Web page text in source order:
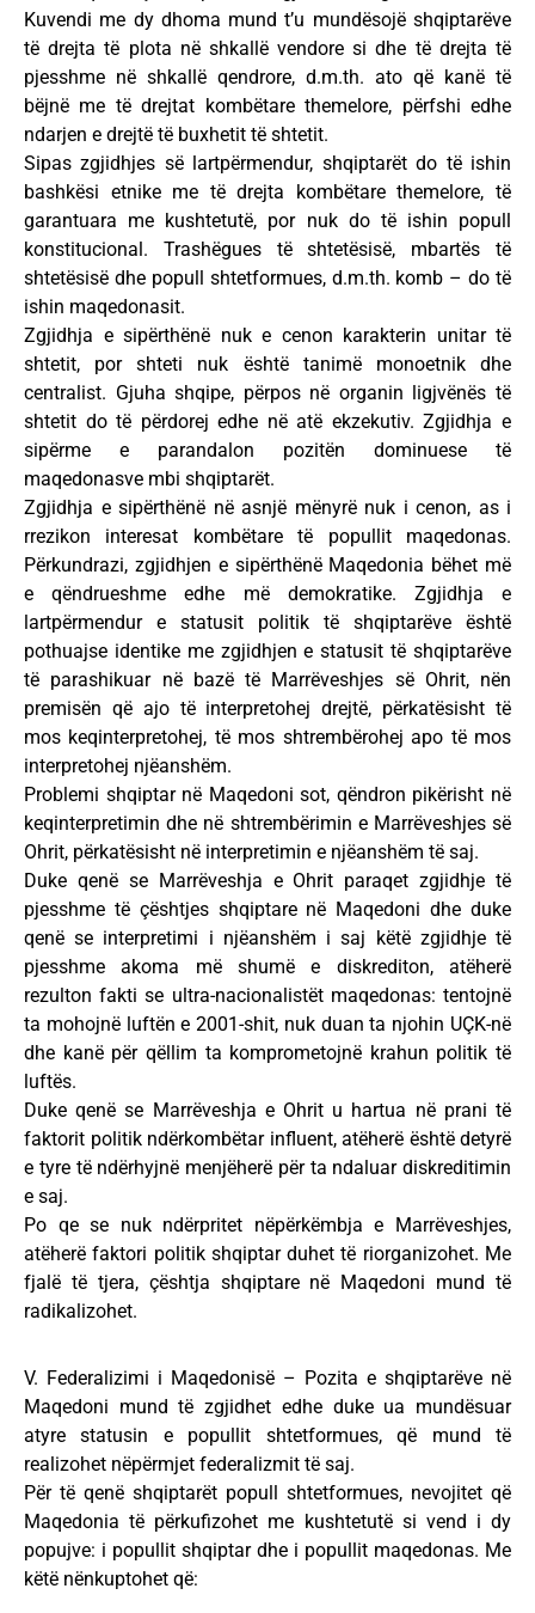
Kuvendi me dy dhoma mund t’u mundësojë shqiptarëve
të drejta të plota në shkallë vendore si dhe të drejta të
pjesshme në shkallë qendrore, d.m.th. ato që kanë të
bëjnë me të drejtat kombëtare themelore, përfshi edhe
ndarjen e drejtë të buxhetit të shtetit.
Sipas zgjidhjes së lartpërmendur, shqiptarët do të ishin
bashkësi etnike me të drejta kombëtare themelore, të
garantuara me kushtetutë, por nuk do të ishin popull
konstitucional. Trashëgues të shtetësisë, mbartës të
shtetësisë dhe popull shtetformues, d.m.th. komb – do të
ishin maqedonasit.
Zgjidhja e sipërthënë nuk e cenon karakterin unitar të
shtetit, por shteti nuk është tanimë monoetnik dhe
centralist. Gjuha shqipe, përpos në organin ligjvënës të
shtetit do të përdorej edhe në atë ekzekutiv. Zgjidhja e
sipërme e parandalon pozitën dominuese të
maqedonasve mbi shqiptarët.
Zgjidhja e sipërthënë në asnjë mënyrë nuk i cenon, as i
rrezikon interesat kombëtare të popullit maqedonas.
Përkundrazi, zgjidhjen e sipërthënë Maqedonia bëhet më
e qëndrueshme edhe më demokratike. Zgjidhja e
lartpërmendur e statusit politik të shqiptarëve është
pothuajse identike me zgjidhjen e statusit të shqiptarëve
të parashikuar në bazë të Marrëveshjes së Ohrit, nën
premisën që ajo të interpretohej drejtë, përkatësisht të
mos keqinterpretohej, të mos shtrembërohej apo të mos
interpretohej njëanshëm.
Problemi shqiptar në Maqedoni sot, qëndron pikërisht në
keqinterpretimin dhe në shtrembërimin e Marrëveshjes së
Ohrit, përkatësisht në interpretimin e njëanshëm të saj.
Duke qenë se Marrëveshja e Ohrit paraqet zgjidhje të
pjesshme të çështjes shqiptare në Maqedoni dhe duke
qenë se interpretimi i njëanshëm i saj këtë zgjidhje të
pjesshme akoma më shumë e diskrediton, atëherë
rezulton fakti se ultra-nacionalistët maqedonas: tentojnë
ta mohojnë luftën e 2001-shit, nuk duan ta njohin UÇK-në
dhe kanë për qëllim ta komprometojnë krahun politik të
luftës.
Duke qenë se Marrëveshja e Ohrit u hartua në prani të
faktorit politik ndërkombëtar influent, atëherë është detyrë
e tyre të ndërhyjnë menjëherë për ta ndaluar diskreditimin
e saj.
Po qe se nuk ndërpritet nëpërkëmbja e Marrëveshjes,
atëherë faktori politik shqiptar duhet të riorganizohet. Me
fjalë të tjera, çështja shqiptare në Maqedoni mund të
radikalizohet.
V. Federalizimi i Maqedonisë – Pozita e shqiptarëve në
Maqedoni mund të zgjidhet edhe duke ua mundësuar
atyre statusin e popullit shtetformues, që mund të
realizohet nëpërmjet federalizmit të saj.
Për të qenë shqiptarët popull shtetformues, nevojitet që
Maqedonia të përkufizohet me kushtetutë si vend i dy
popujve: i popullit shqiptar dhe i popullit maqedonas. Me
këtë nënkuptohet që: